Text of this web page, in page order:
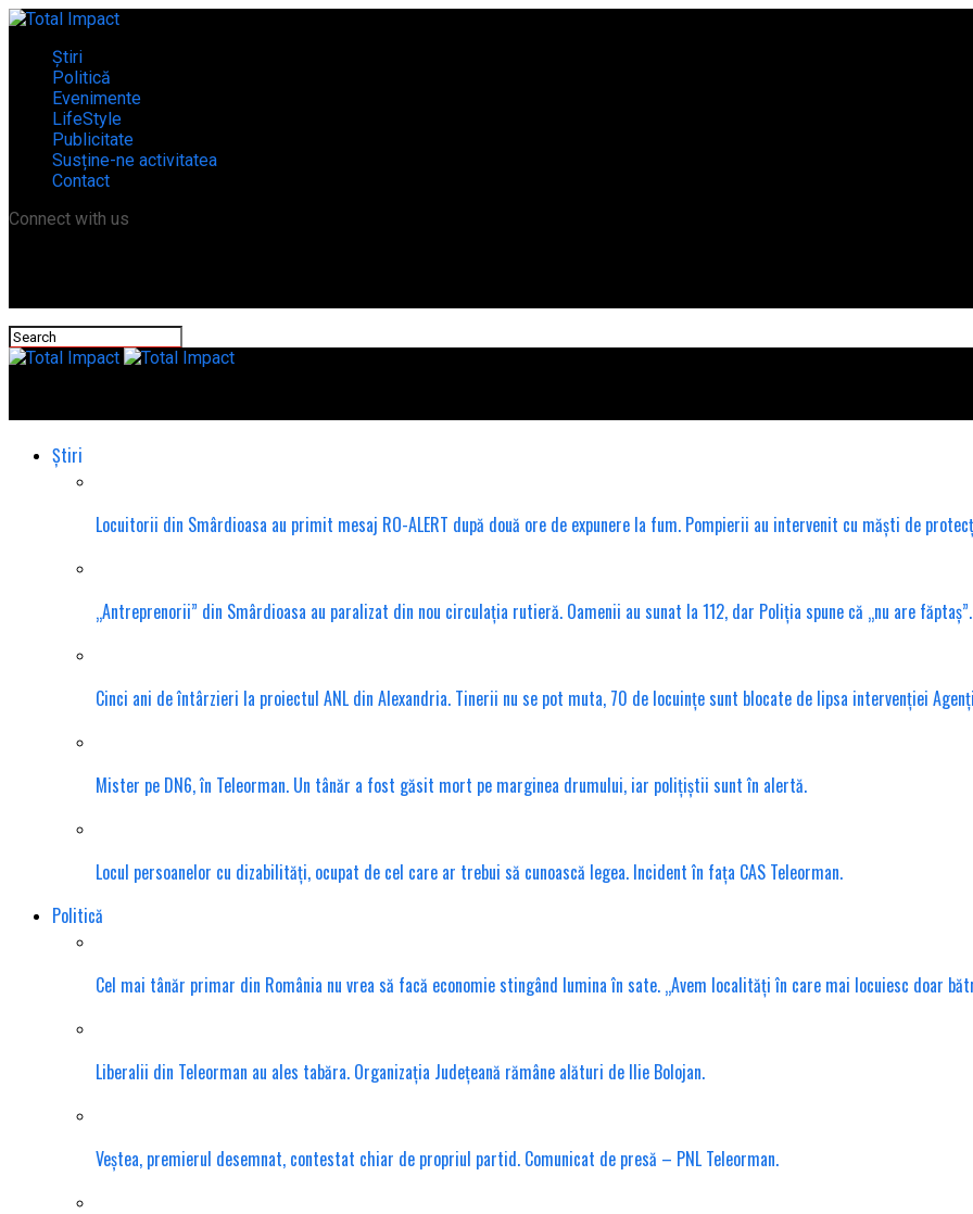
Știri
Politică
Evenimente
LifeStyle
Publicitate
Susține-ne activitatea
Contact
Connect with us
Știri
Locuitorii din Smârdioasa au primit mesaj RO-ALERT după două ore de expunere la fum. Pompierii au intervenit cu măști de
„Antreprenorii” din Smârdioasa au paralizat din nou circulația rutieră. Oamenii au sunat la 112, dar Poliția spune că „nu are făptaș”.
Cinci ani de întârzieri la proiectul ANL din Alexandria. Tinerii nu se pot muta, 70 de locuințe sunt blocate de lipsa intervenției
Mister pe DN6, în Teleorman. Un tânăr a fost găsit mort pe marginea drumului, iar polițiștii sunt în alertă.
Locul persoanelor cu dizabilități, ocupat de cel care ar trebui să cunoască legea. Incident în fața CAS Teleorman.
Politică
Cel mai tânăr primar din România nu vrea să facă economie stingând lumina în sate. „Avem localități în care mai locuiesc doar
Liberalii din Teleorman au ales tabăra. Organizația Județeană rămâne alături de Ilie Bolojan.
Veștea, premierul desemnat, contestat chiar de propriul partid. Comunicat de presă – PNL Teleorman.